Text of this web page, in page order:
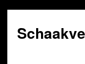
de
inhoud